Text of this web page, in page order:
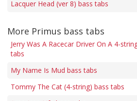
Lacquer Head (ver 8) bass tabs
More Primus bass tabs
Jerry Was A Racecar Driver On A 4-
tabs
My Name Is Mud bass tabs
Tommy The Cat (4-string) bass tabs